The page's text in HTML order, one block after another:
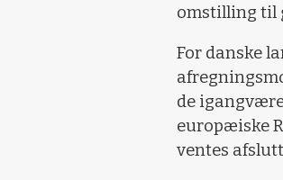
omstilling til
For danske
de
europæiske
ventes